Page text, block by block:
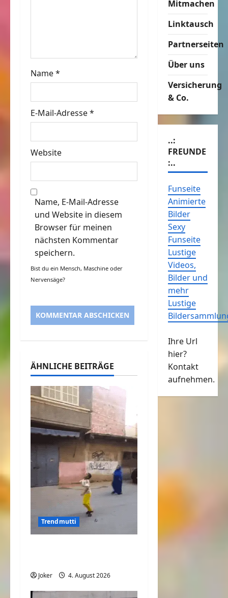
i
o
n
Name*
E-Mail-Adresse*
Website
Name, E-Mail-Adresse
und Website in diesem
Browser für meinen
nächsten Kommentar
speichern.
Bist du ein Mensch, Maschine oder
Nervensäge?
ÄHNLICHE BEITRÄGE
Trendmutti
Joker 4. August 2026
Mitmachen
Linktausch
Partnerseiten
Über uns
Versicherung
& Co.
..:
FREUNDE
:..
Funseite
Animierte
Bilder
Sexy
Funseite
Lustige
Videos,
Bilder und
mehr
Lustige
Ihre Url
hier?
Kontakt
aufnehmen.